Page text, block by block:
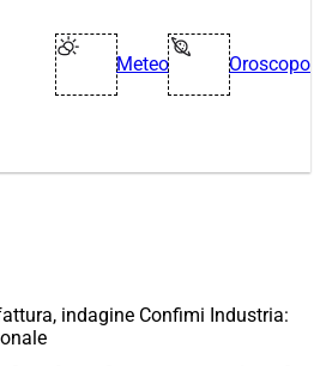
Meteo Oroscopo
indagine Confimi Industria: